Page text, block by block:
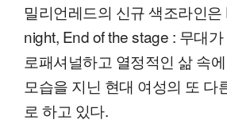
밀리언레드의 신규 색조라인
night, End of the stage : 무대
로패셔널하고 열정적인 삶 속
모습을 지닌 현대 여성의 또 다
로 하고 있다.